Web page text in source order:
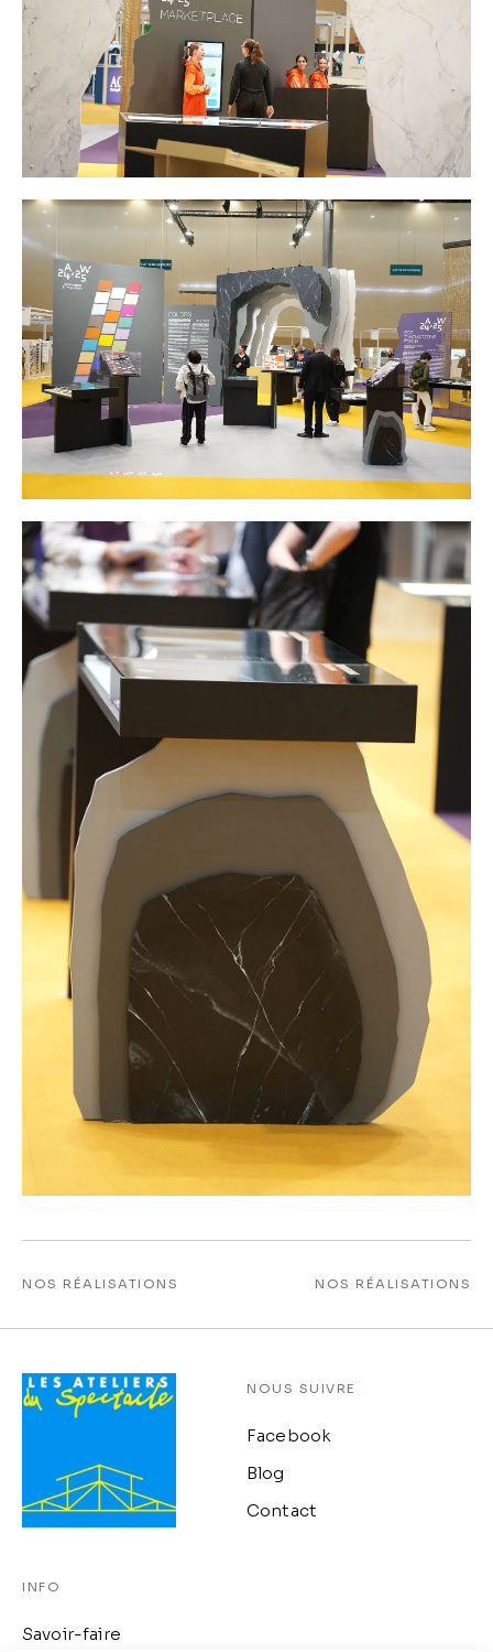
NOS RÉALISATIONS NOS RÉALISATIONS
NOUS SUIVRE
Facebook
Blog
Contact
INFO
Savoir-faire